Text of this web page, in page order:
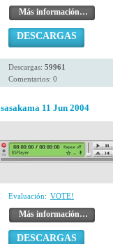
Más información…
DESCARGAS
Descargas: 59961
Comentarios: 0
sasakama 11 Jun 2004
Evaluación: VOTE!
Más información…
DESCARGAS